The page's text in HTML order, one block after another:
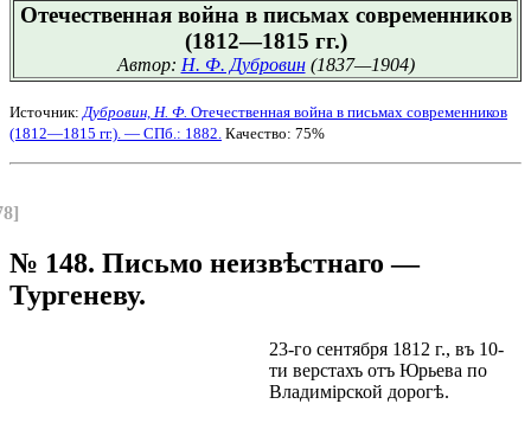
Отечественная война в письмах современников
(1812—1815 гг.)
Автор: Н. Ф. Дубровин(1837—1904)
Источник: Дубровин, Н. Ф. Отечественная война в письмах современников
(1812—1815 гг.). — СПб.: 1882. Качество: 75%
№ 148. Письмо неизвѣстнаго —
Тургеневу.
23-го сентября 1812 г., въ 10-
ти верстахъ отъ Юрьева по
Владимірской дорогѣ.